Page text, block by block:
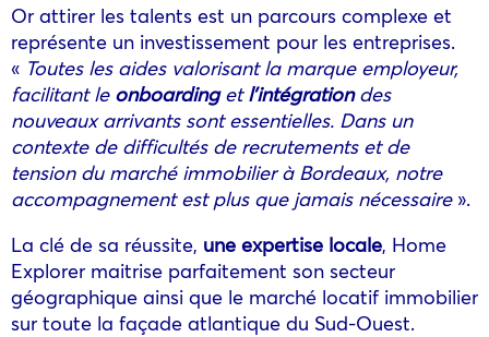
Or attirer les talents est un parcours complexe et
représente un investissement pour les entreprises.
« Toutes les aides valorisant la marque employeur,
facilitant le onboardingetl’intégrationdes
nouveaux arrivants sont essentielles. Dans un
contexte de difficultés de recrutements et de
tension du marché immobilier à Bordeaux, notre
accompagnement est plus que jamais nécessaire».
La clé de sa réussite, une expertise locale, Home
Explorer maitrise parfaitement son secteur
géographique ainsi que le marché locatif immobilier
sur toute la façade atlantique du Sud-Ouest.